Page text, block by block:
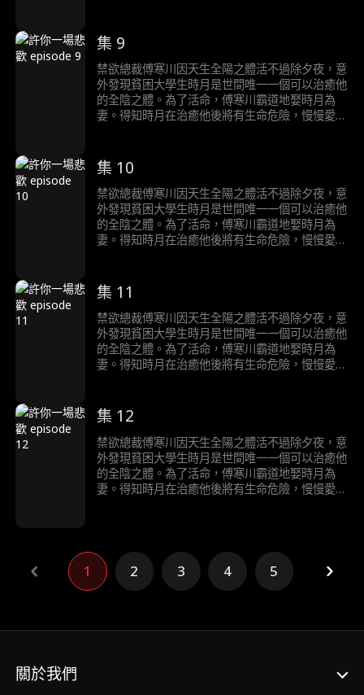
集 9
禁欲總裁傅寒川因天生全陽之體活不過除夕夜，意
外發現貧困大學生時月是世間唯一一個可以治癒他
的全陰之體。為了活命，傅寒川霸道地娶時月為
妻。得知時月在治癒他後將有生命危險，慢慢愛上
集 10
禁欲總裁傅寒川因天生全陽之體活不過除夕夜，意
外發現貧困大學生時月是世間唯一一個可以治癒他
的全陰之體。為了活命，傅寒川霸道地娶時月為
妻。得知時月在治癒他後將有生命危險，慢慢愛上
集 11
禁欲總裁傅寒川因天生全陽之體活不過除夕夜，意
外發現貧困大學生時月是世間唯一一個可以治癒他
的全陰之體。為了活命，傅寒川霸道地娶時月為
妻。得知時月在治癒他後將有生命危險，慢慢愛上
集 12
禁欲總裁傅寒川因天生全陽之體活不過除夕夜，意
外發現貧困大學生時月是世間唯一一個可以治癒他
的全陰之體。為了活命，傅寒川霸道地娶時月為
妻。得知時月在治癒他後將有生命危險，慢慢愛上
1 2 3 4 5
關於我們